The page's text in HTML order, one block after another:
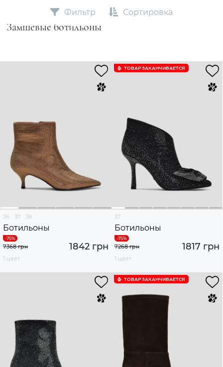
Замшевые ботильоны
Фильтр Сортировка
36 37 38
Ботильоны
1842 грн
7368 грн
1 цвет
ТОВАР ЗАКАНЧИВАЕТСЯ
37
Ботильоны
1817 грн
7268 грн
1 цвет
ТОВАР ЗАКАНЧИВАЕТСЯ